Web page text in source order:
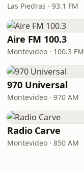
Las Piedras · 93.1 FM
Aire FM 100.3
Montevideo · 100.3 FM
970 Universal
Montevideo · 970 AM
Radio Carve
Montevideo · 850 AM